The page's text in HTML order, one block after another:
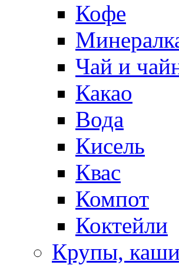
Кофе
Чай и
Какао
Вода
Кисель
Квас
Компот
Коктейли
Крупы,